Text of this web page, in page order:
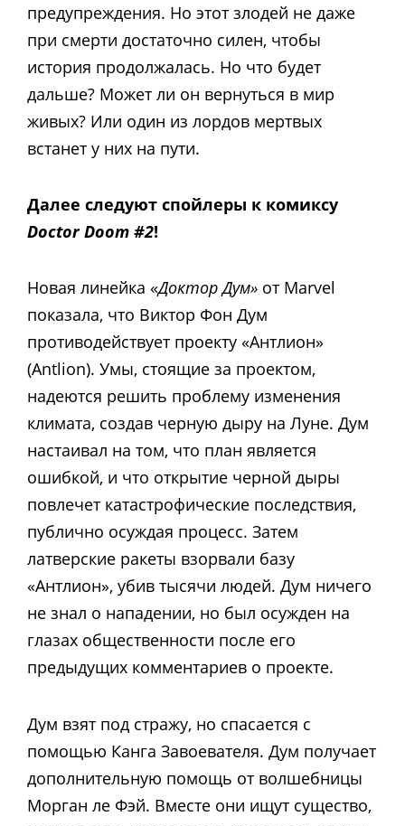
предупреждения. Но этот злодей не даже
при смерти достаточно силен, чтобы
история продолжалась. Но что будет
дальше? Может ли он вернуться в мир
живых? Или один из лордов мертвых
встанет у них на пути.
Далее следуют спойлеры к комиксу
Doctor Doom #2!
Новая линейка «Доктор Дум» от Marvel
показала, что Виктор Фон Дум
противодействует проекту «Антлион»
(Antlion). Умы, стоящие за проектом,
надеются решить проблему изменения
климата, создав черную дыру на Луне. Дум
настаивал на том, что план является
ошибкой, и что открытие черной дыры
повлечет катастрофические последствия,
публично осуждая процесс. Затем
латверские ракеты взорвали базу
«Антлион», убив тысячи людей. Дум ничего
не знал о нападении, но был осужден на
глазах общественности после его
предыдущих комментариев о проекте.
Дум взят под стражу, но спасается с
помощью Канга Завоевателя. Дум получает
дополнительную помощь от волшебницы
Морган ле Фэй. Вместе они ищут существо,